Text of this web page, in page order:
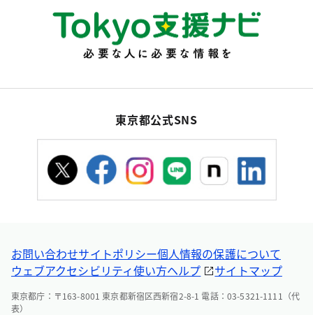
東京都公式SNS
お問い合わせサイトポリシー個人情報の保護について
ウェブアクセシビリティ使い方ヘルプ サイトマップ
東京都庁：〒163-8001 東京都新宿区西新宿2-8-1 電話：03-5321-1111（代
表）